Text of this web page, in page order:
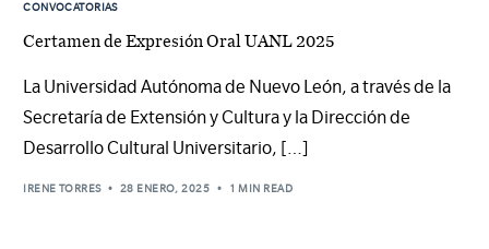
CONVOCATORIAS
Certamen de Expresión Oral UANL 2025
La Universidad Autónoma de Nuevo León, a través de la
Secretaría de Extensión y Cultura y la Dirección de
Desarrollo Cultural Universitario, […]
IRENE TORRES 28 ENERO, 2025 1 MIN READ